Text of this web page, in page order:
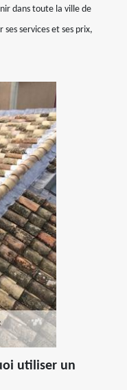
dans toute la ville de
ses services et ses prix,
utiliser un